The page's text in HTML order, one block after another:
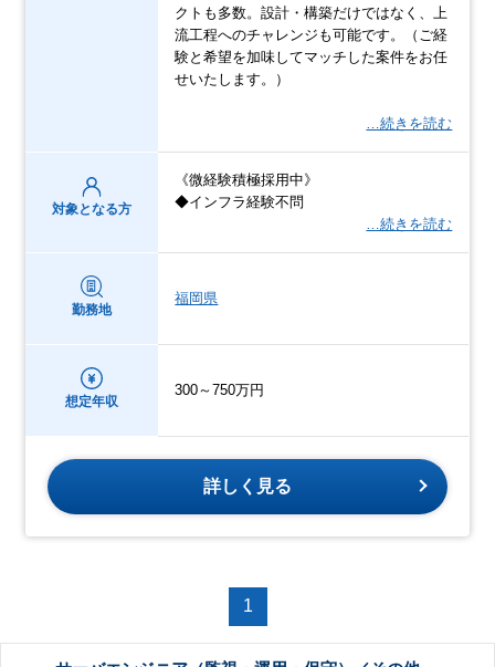
クトも多数。設計・構築だけではなく、上
流工程へのチャレンジも可能です。（ご経
験と希望を加味してマッチした案件をお任
せいたします。）
…続きを読む
対象となる方
《微経験積極採用中》
◆インフラ経験不問
…続きを読む
勤務地
福岡県
想定年収
300～750万円
詳しく見る
1